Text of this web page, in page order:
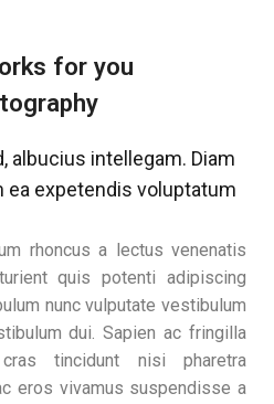
for you
albucius intellegam. Diam
ea expetendis voluptatum
rhoncus a lectus venenatis
quis potenti adipiscing
nunc vulputate vestibulum
dui. Sapien ac fringilla
tincidunt nisi pharetra
eros vivamus suspendisse a